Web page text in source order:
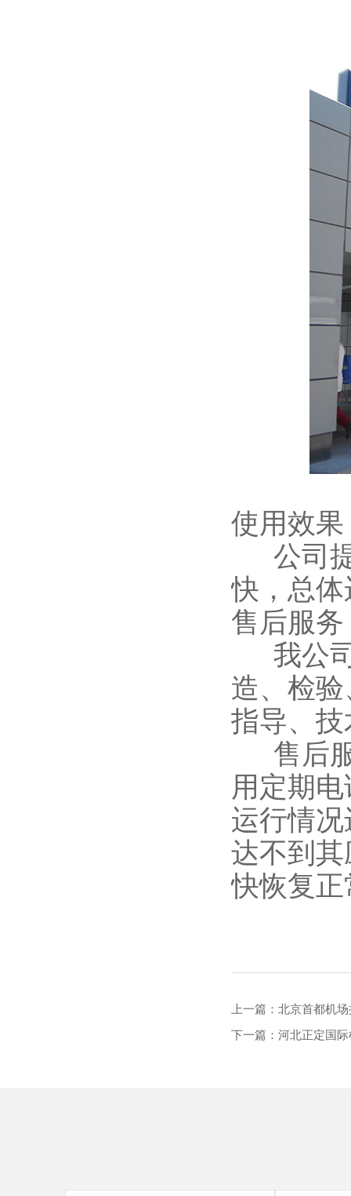
使用效果
公司提
快，总
售后服务
我公司
造、检
指导、
售后服
用定期
运行情
达不到
快恢复
上一篇：北京首都机
下一篇：河北正定国际